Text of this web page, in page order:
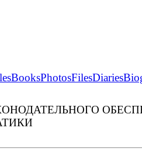
BooksPhotosFilesDiaries